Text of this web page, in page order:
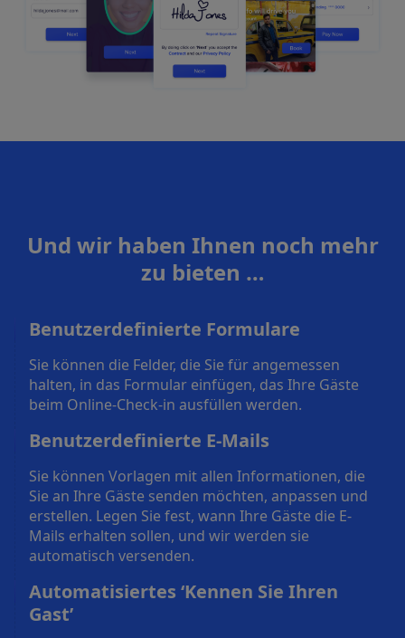
Und wir haben Ihnen noch mehr
zu bieten …
Benutzerdefinierte Formulare
Sie können die Felder, die Sie für angemessen
halten, in das Formular einfügen, das Ihre Gäste
beim Online-Check-in ausfüllen werden.
Benutzerdefinierte E-Mails
Sie können Vorlagen mit allen Informationen, die
Sie an Ihre Gäste senden möchten, anpassen und
erstellen. Legen Sie fest, wann Ihre Gäste die E-
Mails erhalten sollen, und wir werden sie
automatisch versenden.
Automatisiertes ‘Kennen Sie Ihren
Gast’